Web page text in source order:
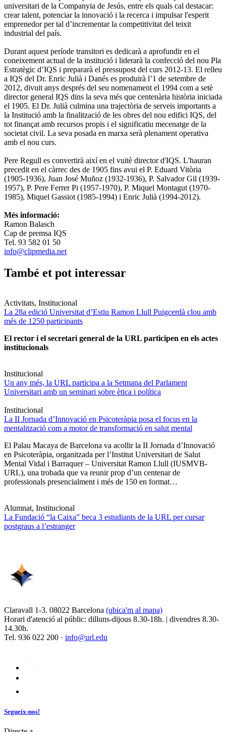
universitari de la Companyia de Jesús, entre els quals cal destacar:
crear talent, potenciar la innovació i la recerca i impulsar l'esperit
emprenedor per tal d’incrementar la competitivitat del teixit
industrial del país.
Durant aquest període transitori es dedicarà a aprofundir en el
coneixement actual de la institució i liderarà la confecció del nou Pla
Estratègic d’IQS i prepararà el pressupost del curs 2012-13. El relleu
a IQS del Dr. Enric Julià i Danés es produirà l’1 de setembre de
2012, divuit anys després del seu nomenament el 1994 com a setè
director general IQS dins la seva més que centenària història iniciada
el 1905. El Dr. Julià culmina una trajectòria de serveis importants a
la Institució amb la finalització de les obres del nou edifici IQS, del
tot finançat amb recursos propis i el significatiu mecenatge de la
societat civil. La seva posada en marxa serà plenament operativa
amb el nou curs.
Pere Regull es convertirà així en el vuitè director d'IQS. L'hauran
precedit en el càrrec des de 1905 fins avui el P. Eduard Vitòria
(1905-1936), Juan José Muñoz (1932-1936), P. Salvador Gil (1939-
1957), P. Pere Ferrer Pi (1957-1970), P. Miquel Montagut (1970-
1985), Miquel Gassiot (1985-1994) i Enric Julià (1994-2012).
Més informació:
Ramon Balasch
Cap de premsa IQS
Tel. 93 582 01 50
info@clipmedia.net
També et pot interessar
Activitats, Institucional
La 28a edició Universitat d’Estiu Ramon Llull Puigcerdà clou amb
més de 1250 participants
El rector i el secretari general de la URL participen en els actes
institucionals
Institucional
Un any més, la URL participa a la Setmana del Parlament
Universitari amb un seminari sobre ètica i política
Institucional
La II Jornada d’Innovació en Psicoteràpia posa el focus en la
mentalització com a motor de transformació en salut mental
El Palau Macaya de Barcelona va acollir la II Jornada d’Innovació
en Psicoteràpia, organitzada per l’Institut Universitari de Salut
Mental Vidal i Barraquer – Universitat Ramon Llull (IUSMVB-
URL), una trobada que va reunir prop d’un centenar de
professionals presencialment i més de 150 en format…
Alumnat, Institucional
La Fundació “la Caixa” beca 3 estudiants de la URL per cursar
postgraus a l’estranger
Claravall 1-3. 08022 Barcelona (ubica'm al mapa)
Horari d'atenció al públic: dilluns-dijous 8.30-18h. | divendres 8.30-
14.30h.
Tel. 936 022 200 · info@url.edu
Segueix-nos!